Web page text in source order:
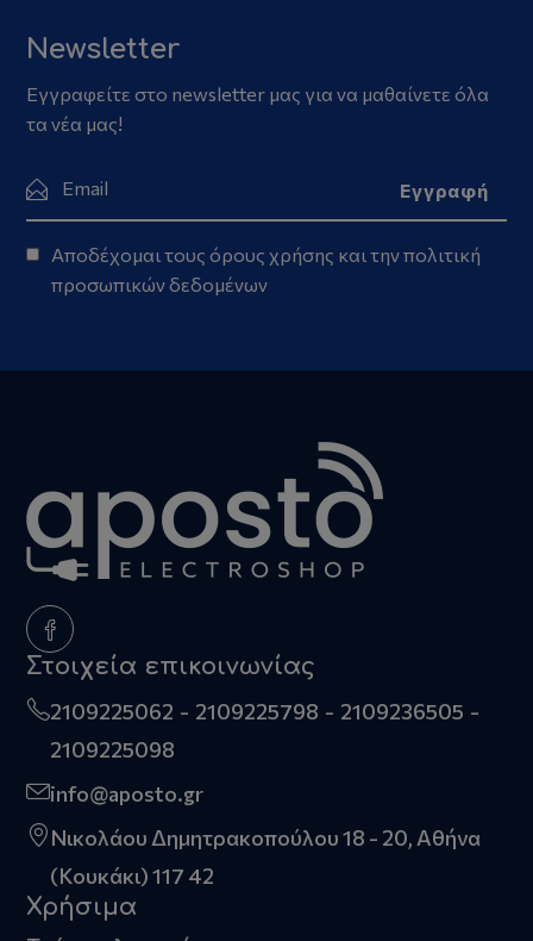
Newsletter
Εγγραφείτε στο newsletter μας για να μαθαίνετε όλα
τα νέα μας!
Αποδέχομαι τους όρους χρήσης και τηνπολιτική
προσωπικών δεδομένων
Στοιχεία επικοινωνίας
2109225062 2109225798
2109236505
2109225098
info@aposto.gr
Νικολάου Δημητρακοπούλου 18 - 20, Αθήνα
(Κουκάκι) 117 42
Χρήσιμα